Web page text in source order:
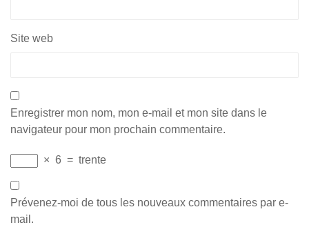
Site web
Enregistrer mon nom, mon e-mail et mon site dans le
navigateur pour mon prochain commentaire.
× 6 = trente
Prévenez-moi de tous les nouveaux commentaires par e-
mail.